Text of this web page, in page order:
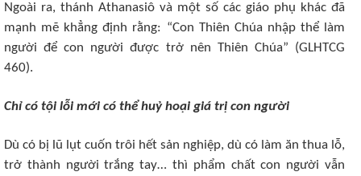
Ngoài ra, thánh Athanasiô và một số các giáo phụ khác đã
mạnh mẽ khẳng định rằng: “Con Thiên Chúa nhập thể làm
người để con người được trở nên Thiên Chúa” (GLHTCG
460).
Chỉ có tội lỗi mới có thể huỷ hoại giá trị con người
Dù có bị lũ lụt cuốn trôi hết sản nghiệp, dù có làm ăn thua lỗ,
trở thành người trắng tay… thì phẩm chất con người vẫn